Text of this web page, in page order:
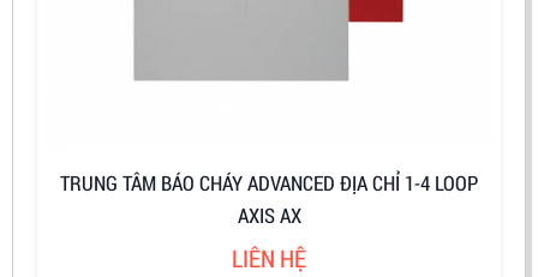
TRUNG TÂM BÁO CHÁY ADVANCED ĐỊA CHỈ 1-4 LOOP
AXIS AX
LIÊN HỆ